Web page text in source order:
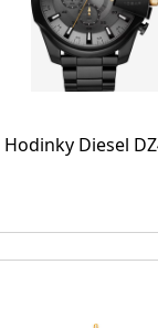
Hodinky Diesel